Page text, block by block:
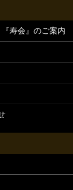
寿会』のご案内